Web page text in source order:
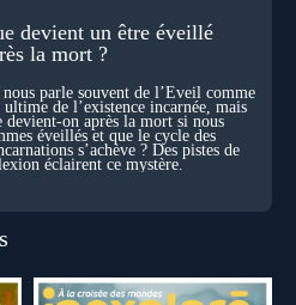
devient un être éveillé
la mort ?
parle souvent de l’Éveil comme
ultime de l’existence incarnée, mais
devient-on après la mort si nous
éveillés et que le cycle des
s’achève ? Des pistes de
éclairent ce mystère.